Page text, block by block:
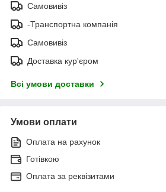
Самовивіз
-Транспортна компанія
Самовивіз
Доставка кур'єром
Всі умови доставки
Умови оплати
Оплата на рахунок
Готівкою
Оплата за реквізитами